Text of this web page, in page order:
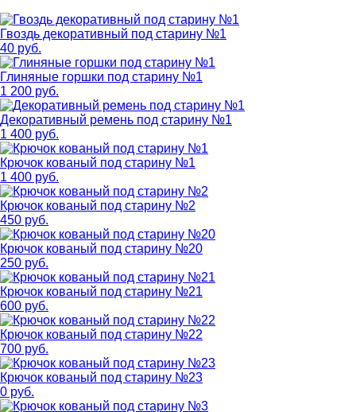
Гвоздь декоративный под старину №1
40 руб.
Глиняные горшки под старину №1
1 200 руб.
Декоративный ремень под старину №1
1 400 руб.
Крючок кованый под старину №1
1 400 руб.
Крючок кованый под старину №2
450 руб.
Крючок кованый под старину №20
250 руб.
Крючок кованый под старину №21
600 руб.
Крючок кованый под старину №22
700 руб.
Крючок кованый под старину №23
0 руб.